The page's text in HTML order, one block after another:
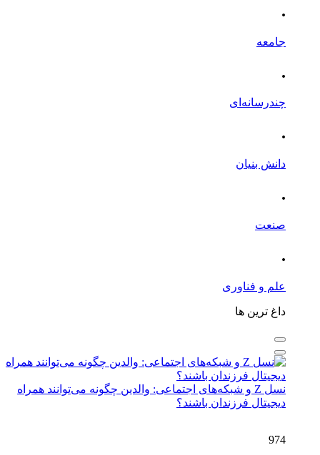
.
جامعه
.
چندرسانه‌ای
.
دانش بنیان
.
صنعت
.
علم و فناوری
داغ ترین ها
نسل Z و شبکه‌های اجتماعی: والدین چگونه می‌توانند همراه
دیجیتال فرزندان باشند؟
974